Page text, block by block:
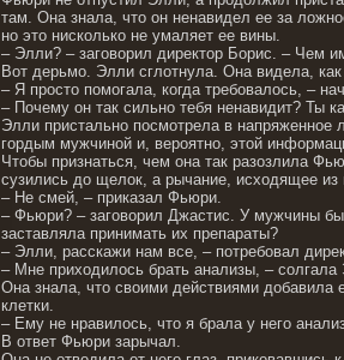
там. Она знала, что он ненавидел ее за
но это нисколько не умаляет ее вины.
– Элли? – заговорил директор Борис. – Чем
Вот дерьмо. Элли сглотнула. Она видела,
– Я просто помогала, когда требовалось, –
– Почему он так сильно тебя ненавидит? Ты
Элли пристально посмотрела в
гордым мужчиной и, вероятно, этой
Чтобы признаться, чем она так разозлила
сузились до щелок, а рычание, исходящее из
– Не смей, – приказал Фьюри.
– Фьюри? – заговорил Джастис. У мужчины
заставляла принимать их препараты?
– Элли, расскажи нам все, – потребовал
– Мне приходилось брать анализы, –
Она знала, что своими действиями
клетки.
– Ему не нравилось, что я брала у него
В ответ Фьюри зарычал.